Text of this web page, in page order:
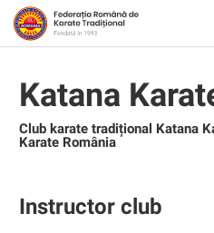
Katana
Club karate tradițional Katana
Karate România
Instructor club